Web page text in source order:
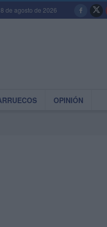
de agosto de 2026
OPINIÓN